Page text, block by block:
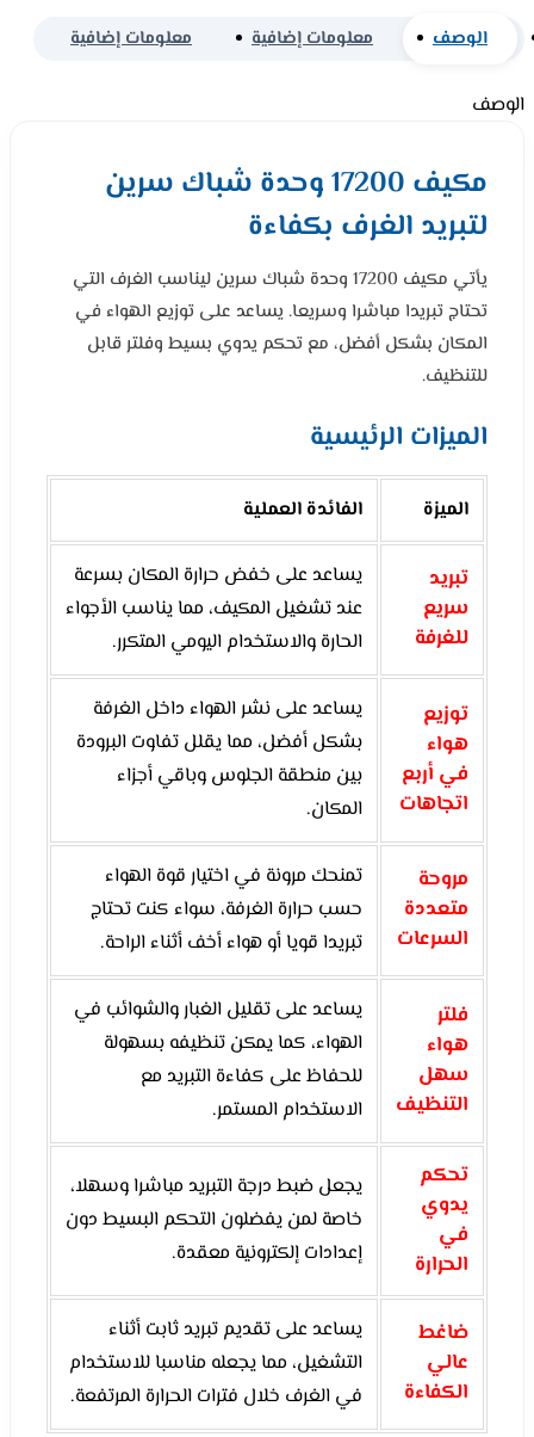
الوصف معلومات إضافية معلومات إضافية
الوصف
مكيف 17200 وحدة شباك سرين
لتبريد الغرف بكفاءة
يأتي مكيف 17200 وحدة شباك سرين ليناسب الغرف التي
تحتاج تبريدا مباشرا وسريعا. يساعد على توزيع الهواء في
المكان بشكل أفضل، مع تحكم يدوي بسيط وفلتر قابل
للتنظيف.
الميزات الرئيسية
الميزة الفائدة العملية
تبريد
سريع
للغرفة
يساعد على خفض حرارة المكان بسرعة
عند تشغيل المكيف، مما يناسب الأجواء
الحارة والاستخدام اليومي المتكرر.
توزيع
هواء
في أربع
اتجاهات
يساعد على نشر الهواء داخل الغرفة
بشكل أفضل، مما يقلل تفاوت البرودة
بين منطقة الجلوس وباقي أجزاء
المكان.
مروحة
متعددة
السرعات
تمنحك مرونة في اختيار قوة الهواء
حسب حرارة الغرفة، سواء كنت تحتاج
تبريدا قويا أو هواء أخف أثناء الراحة.
فلتر
هواء
سهل
التنظيف
يساعد على تقليل الغبار والشوائب في
الهواء، كما يمكن تنظيفه بسهولة
للحفاظ على كفاءة التبريد مع
الاستخدام المستمر.
تحكم
يدوي
في
الحرارة
يجعل ضبط درجة التبريد مباشرا وسهلا،
خاصة لمن يفضلون التحكم البسيط دون
إعدادات إلكترونية معقدة.
ضاغط
عالي
الكفاءة
يساعد على تقديم تبريد ثابت أثناء
التشغيل، مما يجعله مناسبا للاستخدام
في الغرف خلال فترات الحرارة المرتفعة.